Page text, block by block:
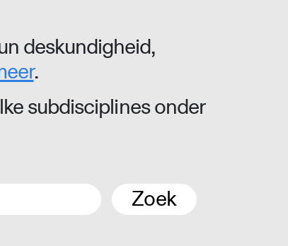
deskundigheid,
.
subdisciplines onder
Zoek